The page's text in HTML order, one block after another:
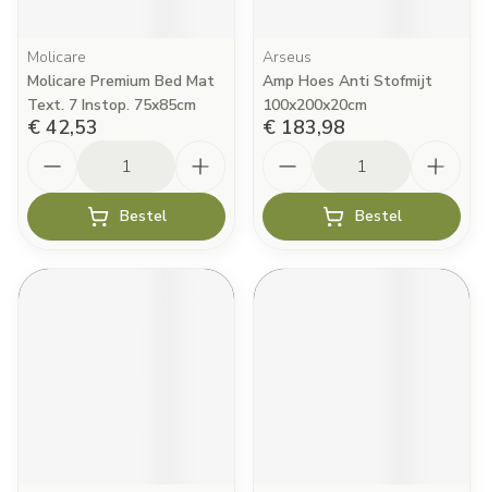
Molicare
Molicare Premium Bed Mat
Text. 7 Instop. 75x85cm
€ 42,53
Bestel
Arseus
Amp Hoes Anti Stofmijt
100x200x20cm
€ 183,98
Bestel